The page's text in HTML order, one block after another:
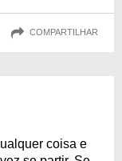
COMPARTILHAR
coisa e